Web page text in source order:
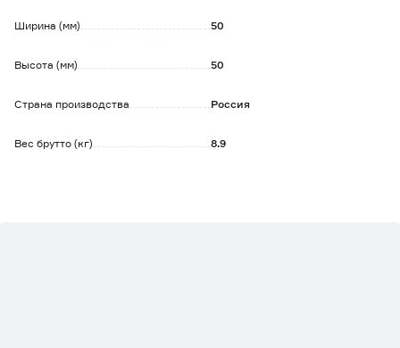
Ширина (мм) 50
Высота (мм) 50
Страна производства Россия
Вес брутто (кг) 8.9